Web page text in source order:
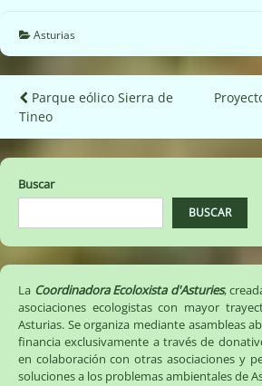
Asturias
Navegación
de
entradas
Parque eólico Sierra de
Tineo
Buscar
BUSCAR
La Coordinadora Ecoloxista d'Asturies,
asociaciones ecologistas con mayor
Asturias. Se organiza mediante asambleas
financia exclusivamente a través de
en colaboración con otras asociaciones y
soluciones a los problemas ambientales de